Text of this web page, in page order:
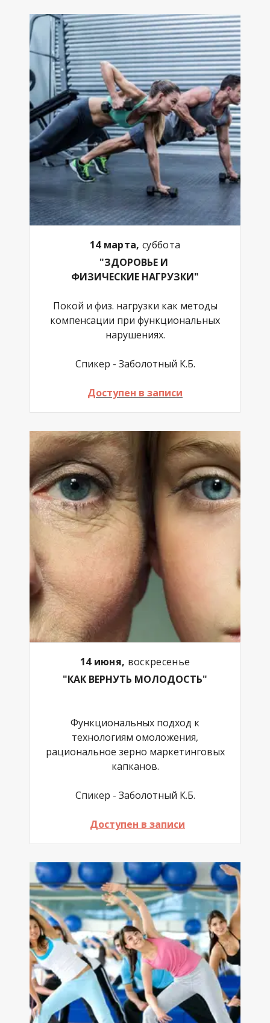
14 марта, суббота
"ЗДОРОВЬЕ И
ФИЗИЧЕСКИЕ НАГРУЗКИ"
Покой и физ. нагрузки как методы
компенсации при функциональных
нарушениях.
Спикер - Заболотный К.Б.
Доступен в записи
14 июня, воскресенье
"КАК ВЕРНУТЬ МОЛОДОСТЬ"
Функциональных подход к
технологиям омоложения,
рациональное зерно маркетинговых
капканов.
Спикер - Заболотный К.Б.
Доступен в записи